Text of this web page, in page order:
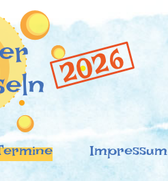
InselnImpressum